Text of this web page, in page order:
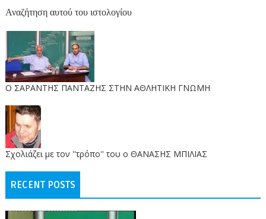
Αναζήτηση αυτού του ιστολογίου
O ΣΑΡΑΝΤΗΣ ΠΑΝΤΑΖΗΣ ΣΤΗΝ ΑΘΛΗΤΙΚΗ ΓΝΩΜΗ
Σχολιάζει με τον ''τρόπο'' του ο ΘΑΝΑΣΗΣ ΜΠΙΛΙΑΣ
RECENT POSTS